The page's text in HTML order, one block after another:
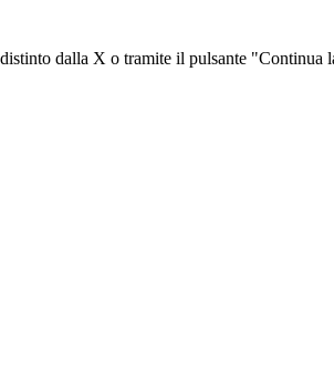
dalla X o tramite il pulsante "Continua